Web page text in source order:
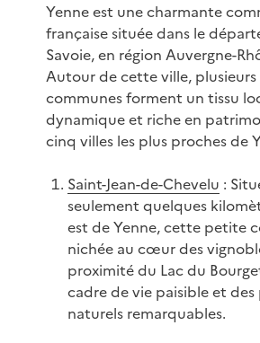
Yenne est une charmante
française située dans le
Savoie, en région Auvergne-
Autour de cette ville, plusieurs
communes forment un tissu
dynamique et riche en
cinq villes les plus proches de
Saint-Jean-de-Chevelu :
seulement quelques
est de Yenne, cette petite
nichée au cœur des
proximité du Lac du
cadre de vie paisible et des
naturels remarquables.